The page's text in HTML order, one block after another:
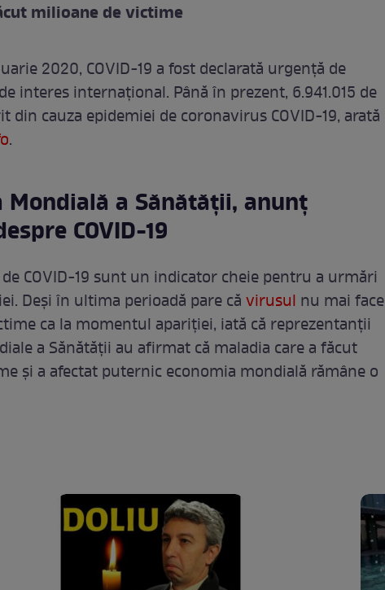
milioane de victime
2020, COVID-19 a fost declarată urgență de
interes internațional. Până în prezent, 6.941.015 de
din cauza epidemiei de coronavirus COVID-19, arată
.
Mondială a Sănătăţii, anunț
COVID-19
de COVID-19 sunt un indicator cheie pentru a urmări
Deși în ultima perioadă pare căvirusul nu mai face
ca la momentul apariției, iată că reprezentanții
a Sănătăţii au afirmat că maladia care a făcut
şi a afectat puternic economia mondială rămâne o